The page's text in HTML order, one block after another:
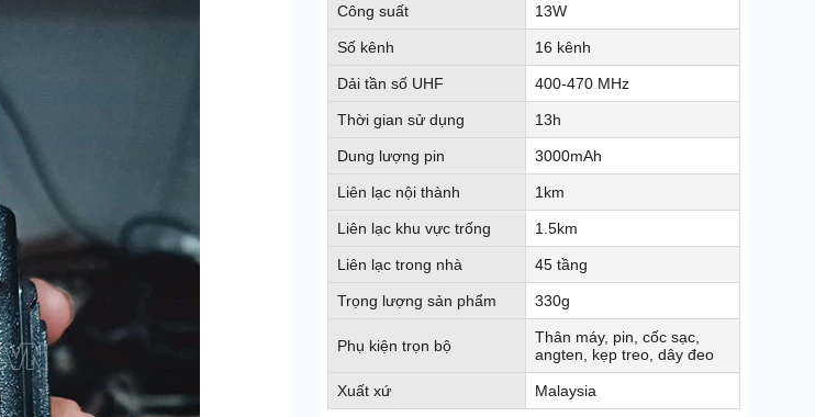
Công suất 13W
Số kênh 16 kênh
Dải tần số UHF 400-470 MHz
Thời gian sử dụng 13h
Dung lượng pin 3000mAh
Liên lạc nội thành 1km
Liên lạc khu vực trống 1.5km
Liên lạc trong nhà 45 tầng
Trọng lượng sản phẩm 330g
Phụ kiện trọn bộ
Thân máy, pin, cốc sạc,
angten, kẹp treo, dây đeo
Xuất xứ Malaysia